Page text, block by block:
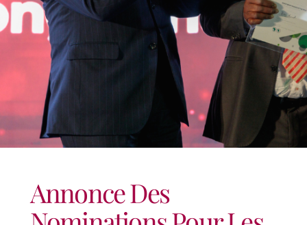
Annonce Des